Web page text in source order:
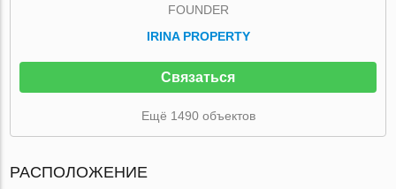
FOUNDER
IRINA PROPERTY
Связаться
Ещё 1490 объектов
РАСПОЛОЖЕНИЕ